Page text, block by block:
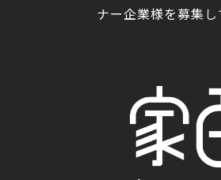
ナー企業様を募集し